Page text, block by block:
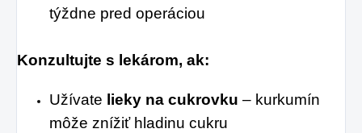
týždne pred operáciou
Konzultujte s lekárom, ak:
Užívate lieky na cukrovku – kurkumín
môže znížiť hladinu cukru